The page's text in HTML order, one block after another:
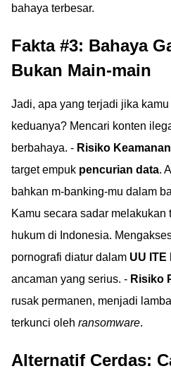
bahaya terbesar.
Fakta #3: Bahaya
Bukan Main-main
Jadi, apa yang terjadi jika
keduanya? Mencari konten
berbahaya. - Risiko
target empuk pencurian data.
bahkan m-banking-mu dalam
Kamu secara sadar
hukum di Indonesia.
pornografi diatur dalam UU ITE
ancaman yang serius. - Risiko
rusak permanen, menjadi
terkunci oleh ransomware.
Alternatif Cerdas: